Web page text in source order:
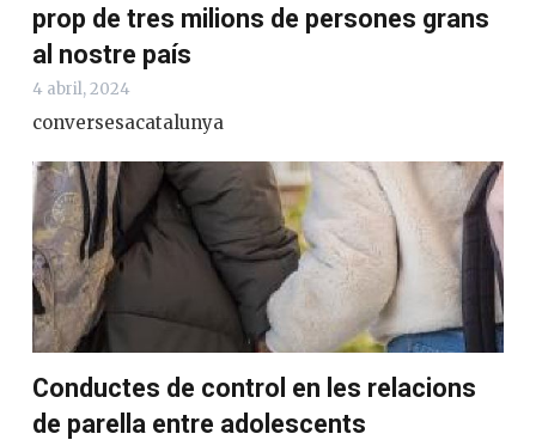
prop de tres milions de persones grans
al nostre país
4 abril, 2024
conversesacatalunya
Conductes de control en les relacions
de parella entre adolescents